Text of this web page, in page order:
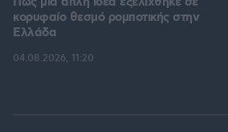
κορυφαίο θεσμό ρομποτικής στην
Ελλάδα
04.08.2026, 11:20